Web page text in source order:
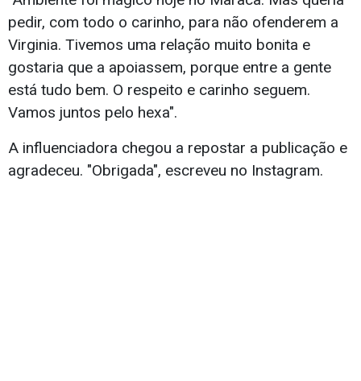
pedir, com todo o carinho, para não ofenderem a
Virginia. Tivemos uma relação muito bonita e
gostaria que a apoiassem, porque entre a gente
está tudo bem. O respeito e carinho seguem.
Vamos juntos pelo hexa".
A influenciadora chegou a repostar a publicação e
agradeceu. "Obrigada", escreveu no Instagram.